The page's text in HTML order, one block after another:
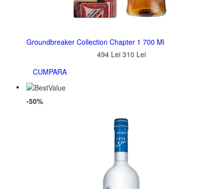
Groundbreaker Collection Chapter 1 700 Ml
494 Lei 310 Lei
CUMPARA
-50%